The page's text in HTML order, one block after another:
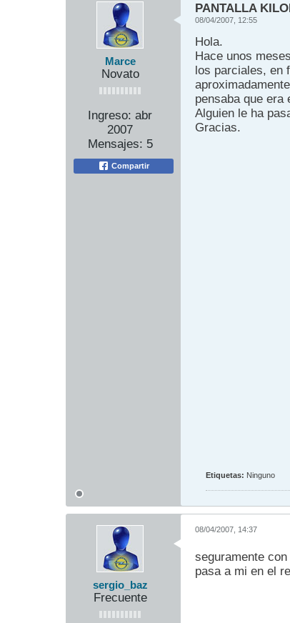
Marce
Novato
Ingreso: abr
2007
Mensajes: 5
Compartir
PANTALLA
08/04/2007, 12:55
Hola.
Hace unos
los parciales, en
pensaba que era
Alguien le ha
Gracias.
Etiquetas: Ninguno
sergio_baz
Frecuente
08/04/2007, 14:37
seguramente
pasa a mi en el